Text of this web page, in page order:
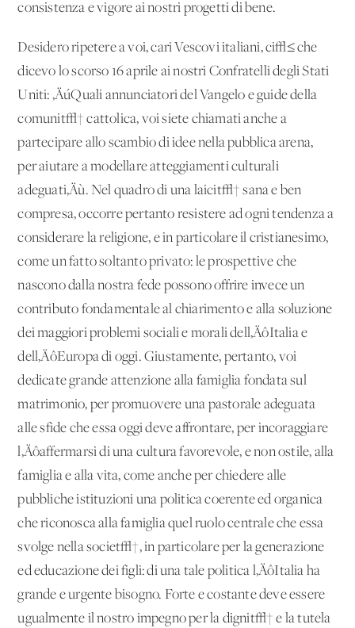
consistenza e vigore ai nostri progetti di bene.
Desidero ripetere a voi, cari Vescovi italiani, ci√≤ che
dicevo lo scorso 16 aprile ai nostri Confratelli degli Stati
Uniti: ‚ÄúQuali annunciatori del Vangelo e guide della
comunit√† cattolica, voi siete chiamati anche a
partecipare allo scambio di idee nella pubblica arena,
per aiutare a modellare atteggiamenti culturali
adeguati‚Äù. Nel quadro di una laicit√† sana e ben
compresa, occorre pertanto resistere ad ogni tendenza a
considerare la religione, e in particolare il cristianesimo,
come un fatto soltanto privato: le prospettive che
nascono dalla nostra fede possono offrire invece un
contributo fondamentale al chiarimento e alla soluzione
dei maggiori problemi sociali e morali dell‚ÄôItalia e
dell‚ÄôEuropa di oggi. Giustamente, pertanto, voi
dedicate grande attenzione alla famiglia fondata sul
matrimonio, per promuovere una pastorale adeguata
alle sfide che essa oggi deve affrontare, per incoraggiare
l‚Äôaffermarsi di una cultura favorevole, e non ostile, alla
famiglia e alla vita, come anche per chiedere alle
pubbliche istituzioni una politica coerente ed organica
che riconosca alla famiglia quel ruolo centrale che essa
svolge nella societ√†, in particolare per la generazione
ed educazione dei figli: di una tale politica l‚ÄôItalia ha
grande e urgente bisogno. Forte e costante deve essere
ugualmente il nostro impegno per la dignit√† e la tutela